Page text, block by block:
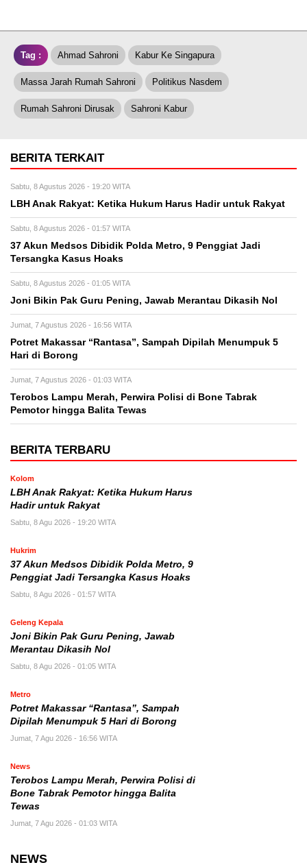
Tag : Ahmad Sahroni Kabur Ke Singapura
Massa Jarah Rumah Sahroni Politikus Nasdem
Rumah Sahroni Dirusak Sahroni Kabur
BERITA TERKAIT
Sabtu, 8 Agustus 2026 - 19:20 WITA
LBH Anak Rakyat: Ketika Hukum Harus Hadir untuk Rakyat
Sabtu, 8 Agustus 2026 - 01:57 WITA
37 Akun Medsos Dibidik Polda Metro, 9 Penggiat Jadi
Tersangka Kasus Hoaks
Sabtu, 8 Agustus 2026 - 01:05 WITA
Joni Bikin Pak Guru Pening, Jawab Merantau Dikasih Nol
Jumat, 7 Agustus 2026 - 16:56 WITA
Potret Makassar “Rantasa”, Sampah Dipilah Menumpuk 5
Hari di Borong
Jumat, 7 Agustus 2026 - 01:03 WITA
Terobos Lampu Merah, Perwira Polisi di Bone Tabrak
Pemotor hingga Balita Tewas
BERITA TERBARU
Kolom
LBH Anak Rakyat: Ketika Hukum Harus
Hadir untuk Rakyat
Sabtu, 8 Agu 2026 - 19:20 WITA
Hukrim
37 Akun Medsos Dibidik Polda Metro, 9
Penggiat Jadi Tersangka Kasus Hoaks
Sabtu, 8 Agu 2026 - 01:57 WITA
Geleng Kepala
Joni Bikin Pak Guru Pening, Jawab
Merantau Dikasih Nol
Sabtu, 8 Agu 2026 - 01:05 WITA
Metro
Potret Makassar “Rantasa”, Sampah
Dipilah Menumpuk 5 Hari di Borong
Jumat, 7 Agu 2026 - 16:56 WITA
News
Terobos Lampu Merah, Perwira Polisi di
Bone Tabrak Pemotor hingga Balita
Tewas
Jumat, 7 Agu 2026 - 01:03 WITA
NEWS